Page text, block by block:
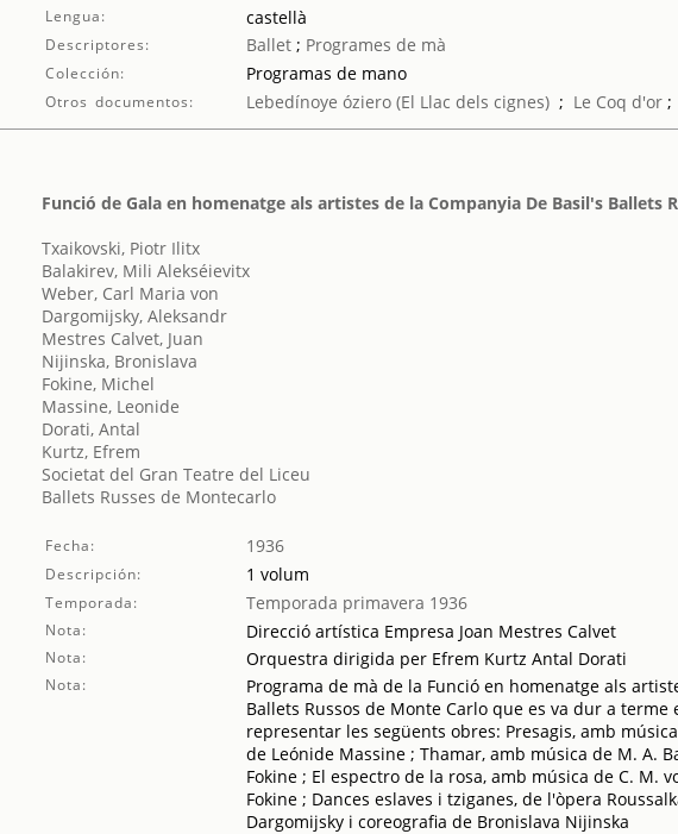
Lengua: castellà
Descriptores: Ballet; Programes de mà
Colección: Programas de mano
Otros documentos: Lebedínoye óziero (El Llac dels cignes); Le Coq d'or;
Funció de Gala en homenatge als artistes de la Companyia De Basil's Ballets
Txaikovski, Piotr Ilitx
Balakirev, Mili Alekséievitx
Weber, Carl Maria von
Dargomijsky, Aleksandr
Mestres Calvet, Juan
Nijinska, Bronislava
Fokine, Michel
Massine, Leonide
Dorati, Antal
Kurtz, Efrem
Societat del Gran Teatre del Liceu
Ballets Russes de Montecarlo
Fecha: 1936
Descripción: 1 volum
Temporada: Temporada primavera 1936
Nota: Direcció artística Empresa Joan Mestres Calvet
Nota: Orquestra dirigida per Efrem Kurtz Antal Dorati
Nota:
Programa de mà de la Funció en homenatge als
Ballets Russos de Monte Carlo que es va dur a
representar les següents obres: Presagis, amb
de Leónide Massine ; Thamar, amb música de M. A.
Fokine ; El espectro de la rosa, amb música de C. M.
Fokine ; Dances eslaves i tziganes, de l'òpera
Dargomijsky i coreografia de Bronislava Nijinska